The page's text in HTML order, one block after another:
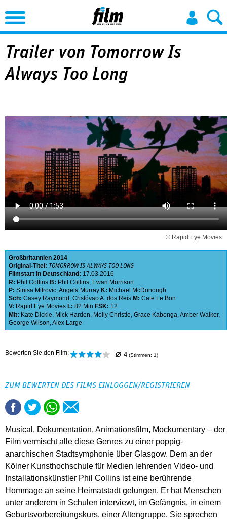
Jump to Navigation
Trailer von Tomorrow Is
Always Too Long
© Rapid Eye Movies
Großbritannien 2014
Original-Titel: TOMORROW IS ALWAYS TOO LONG
Filmstart in Deutschland: 17.03.2016
R: Phil Collins B: Phil Collins, Ewan Morrison
P: Sinisa Mitrovic,Angela Murray K: Michael McDonough
Sch: Casey Raymond , Cristóvao A. dos Reis M: Cate Le Bon
V: Rapid Eye Movies L: 82 Min FSK: 12
Mit: Kate Dickie, Mick Harden, Molly Christie, Grace Kabonga,Amber Walker,
George Wilson,Alex Large
Bewerten Sie den Film: ⌀ 4 (Stimmen: 1)
ZUM BEWERTEN DES FILMS EINLOGGEN/REGISTRIEREN
Musical, Dokumentation, Animationsfilm, Mockumentary – der
Film vermischt alle diese Genres zu einer poppig-
anarchischen Stadtsymphonie über Glasgow. Dem an der
Kölner Kunsthochschule für Medien lehrenden Video- und
Installationskünstler Phil Collins ist eine berührende
Hommage an seine Heimatstadt gelungen. Er hat Menschen
unter anderem in Schulen interviewt, im Gefängnis, in einem
Geburtsvorbereitungskurs, einer Altengruppe. Sie sprechen